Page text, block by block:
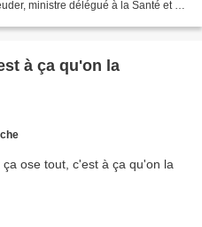
ministre délégué à la Santé et à
à ça qu'on la